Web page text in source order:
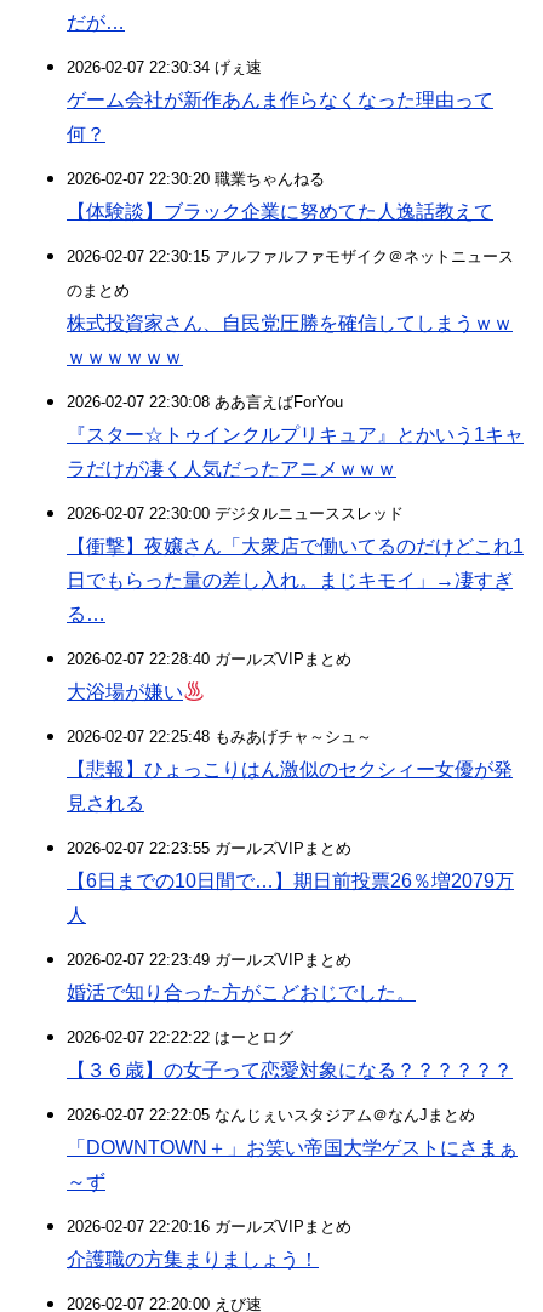
だが…
2026-02-07 22:30:34 げぇ速
ゲーム会社が新作あんま作らなくなった理由って
何？
2026-02-07 22:30:20 職業ちゃんねる
【体験談】ブラック企業に努めてた人逸話教えて
2026-02-07 22:30:15 アルファルファモザイク＠ネットニュース
のまとめ
株式投資家さん、自民党圧勝を確信してしまうｗｗ
ｗｗｗｗｗｗ
2026-02-07 22:30:08 ああ言えばForYou
『スター☆トゥインクルプリキュア』とかいう1キャ
ラだけが凄く人気だったアニメｗｗｗ
2026-02-07 22:30:00 デジタルニューススレッド
【衝撃】夜嬢さん「大衆店で働いてるのだけどこれ1
日でもらった量の差し入れ。まじキモイ」→凄すぎ
る…
2026-02-07 22:28:40 ガールズVIPまとめ
大浴場が嫌い
2026-02-07 22:25:48 もみあげチャ～シュ～
【悲報】ひょっこりはん激似のセクシィー女優が発
見される
2026-02-07 22:23:55 ガールズVIPまとめ
【6日までの10日間で…】期日前投票26％増2079万
人
2026-02-07 22:23:49 ガールズVIPまとめ
婚活で知り合った方がこどおじでした。
2026-02-07 22:22:22 はーとログ
【３６歳】の女子って恋愛対象になる？？？？？？
2026-02-07 22:22:05 なんじぇいスタジアム＠なんJまとめ
「DOWNTOWN＋」お笑い帝国大学ゲストにさまぁ
～ず
2026-02-07 22:20:16 ガールズVIPまとめ
介護職の方集まりましょう！
2026-02-07 22:20:00 えび速